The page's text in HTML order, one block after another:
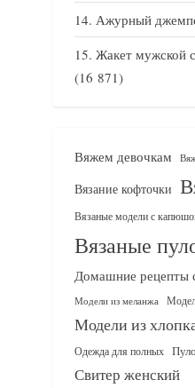
Ажурный
Жакет мужской
(16 871)
Вяжем девочкам
Вязание кофточки
Вязаные модели с
Вязаные
Домашние рецепты
Модели из меланжа
Модели из
Одежда для полных
Свитер женский